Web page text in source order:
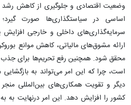
وضعیت اقتصادی و جلوگیری از کاهش رشد
اساسی در سیاستگذاری‌ها صورت
سرمایه‌گذاری‌های داخلی و خارجی افزایش
ارائه مشوق‌های مالیاتی، کاهش موانع
محقق شود. همچنین رفع تحریم‌ها برای
است، چرا که این امر می‌تواند به
دیگر و تقویت همکاری‌های بین‌المللی
کشور را افزایش دهد. این امر درنهایت به